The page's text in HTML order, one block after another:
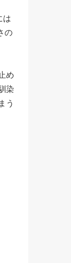
は
の
め
染
う